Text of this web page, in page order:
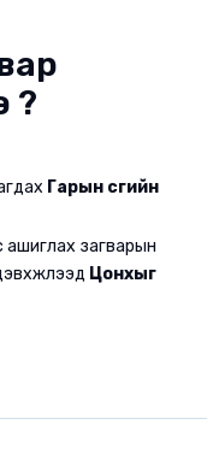
?
Гарын үсгийн
ашиглах загварын
Цонхыг